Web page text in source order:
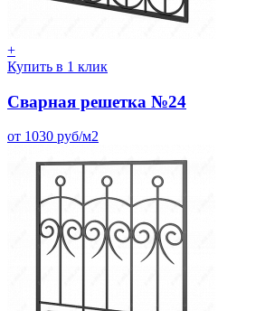
+
Купить в 1 клик
Сварная решетка №24
от 1030 руб/м2